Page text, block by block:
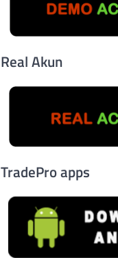
Real Akun
TradePro apps